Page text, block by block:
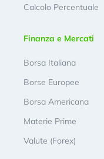
Calcolo Percentuale
Finanza e Mercati
Borsa Italiana
Borse Europee
Borsa Americana
Materie Prime
Valute (Forex)